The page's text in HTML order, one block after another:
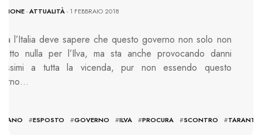
-ATTUALITÀ- 1 FEBBRAIO 2018
l’Italia deve sapere che questo governo non solo non
nulla per l’Ilva, ma sta anche provocando danni
a tutta la vicenda, pur non essendo questo
#ESPOSTO #GOVERNO #ILVA #PROCURA #SCONTRO #TARANTO